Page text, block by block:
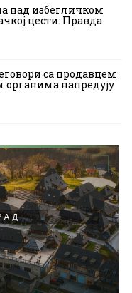
над избегличком
цести: Правда
са продавцем
напредују